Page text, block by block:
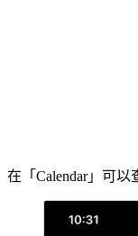
在「Calendar」可